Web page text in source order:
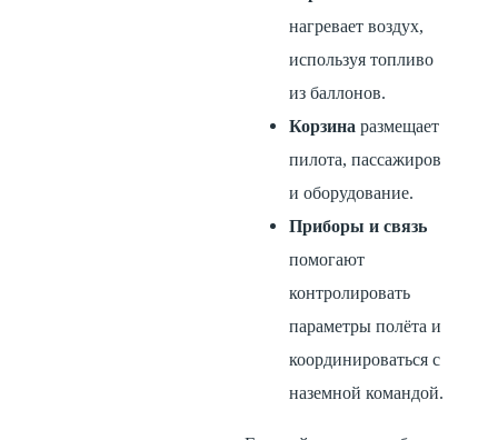
нагревает воздух,
используя топливо
из баллонов.
Корзина размещает
пилота, пассажиров
и оборудование.
Приборы и связь
помогают
контролировать
параметры полёта и
координироваться с
наземной командой.